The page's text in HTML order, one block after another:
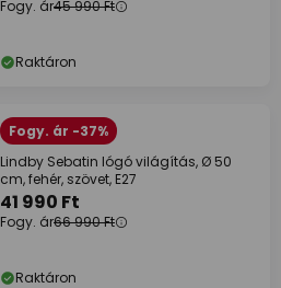
Fogy. ár45 990 Ft
Raktáron
Fogy. ár -37%
Lindby Sebatin lógó világítás, Ø 50
cm, fehér, szövet, E27
41 990 Ft
Fogy. ár66 990 Ft
Raktáron